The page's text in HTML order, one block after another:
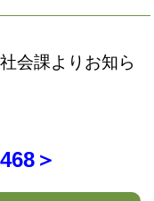
会課よりお知ら
＞